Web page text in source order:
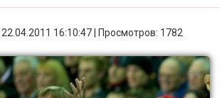
| 22.04.2011 16:10:47 | Просмотров: 1782